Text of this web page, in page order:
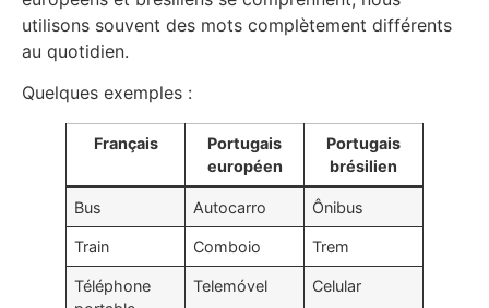
utilisons souvent des mots complètement différents
au quotidien.
Quelques exemples :
Français
Portugais
européen
Portugais
brésilien
Bus Autocarro Ônibus
Train Comboio Trem
Téléphone
Telemóvel Celular